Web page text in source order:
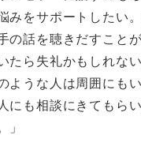
みをサポートしたい
の話を聴きだすこと
たら失礼かもしれな
ような人は周囲にも
にも相談にきてもら